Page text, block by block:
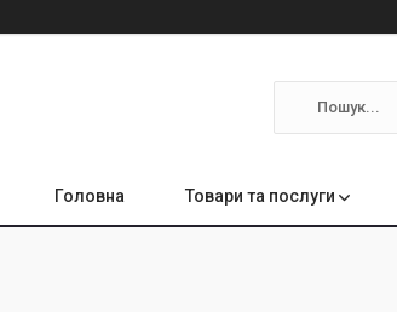
Головна Товари та послуги